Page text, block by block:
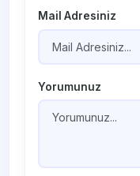
Mail Adresiniz
Yorumunuz